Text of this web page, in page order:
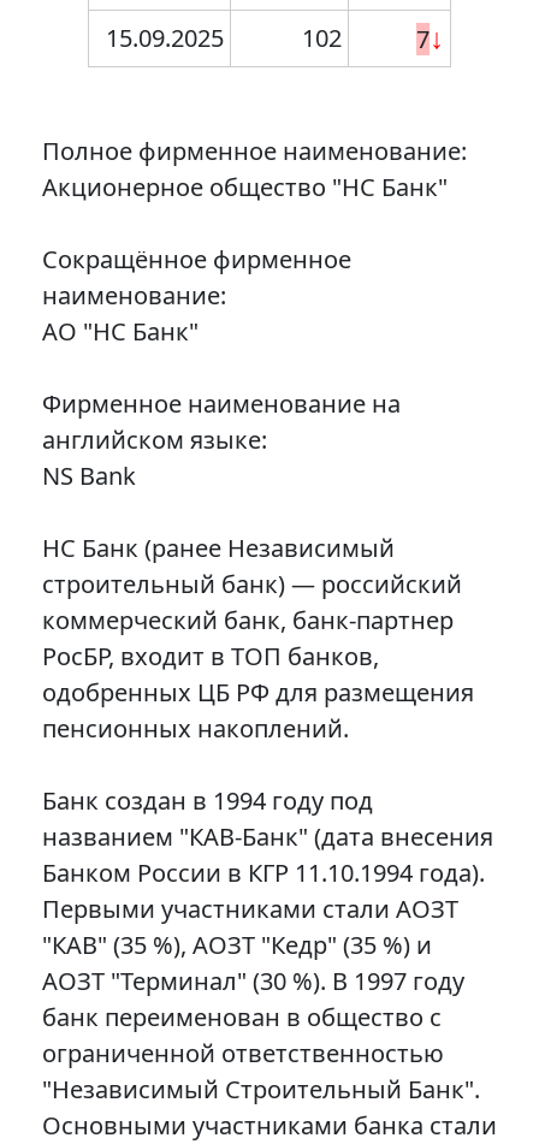
15.09.2025
102 7↓
Полное фирменное наименование:
Акционерное общество "НС Банк"
Сокращённое фирменное
наименование:
АО "НС Банк"
Фирменное наименование на
английском языке:
NS Bank
НС Банк (ранее Независимый
строительный банк) — российский
коммерческий банк, банк-партнер
РосБР, входит в ТОП банков,
одобренных ЦБ РФ для размещения
пенсионных накоплений.
Банк создан в 1994 году под
названием "КАВ-Банк" (дата внесения
Банком России в КГР 11.10.1994 года).
Первыми участниками стали АОЗТ
"КАВ" (35 %), АОЗТ "Кедр" (35 %) и
АОЗТ "Терминал" (30 %). В 1997 году
банк переименован в общество с
ограниченной ответственностью
"Независимый Строительный Банк".
Основными участниками банка стали